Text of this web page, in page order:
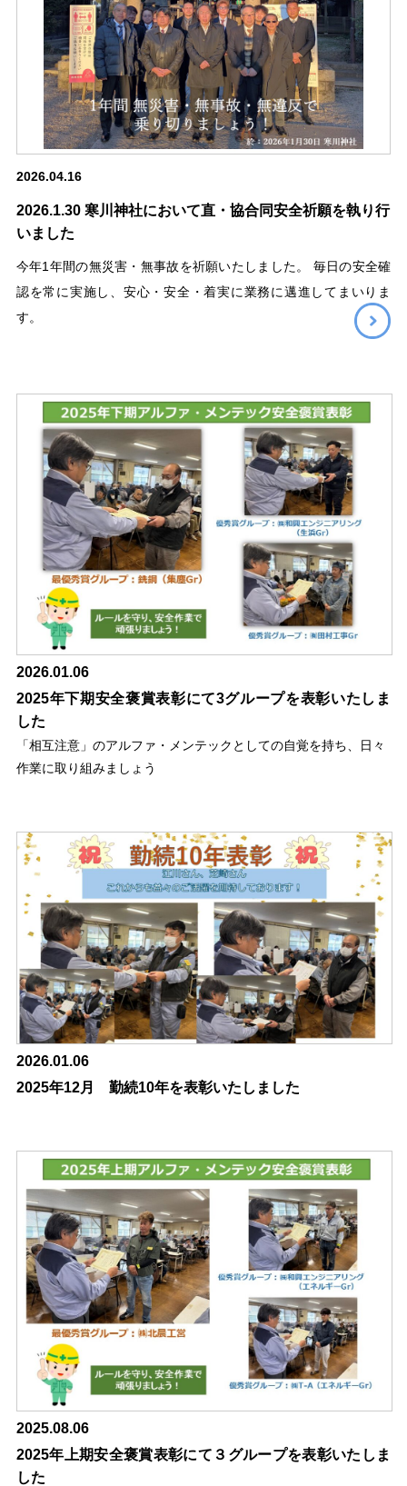
2026.04.16
2026.1.30 寒川神社において直・協合同安全祈願を執り行
いました
今年1年間の無災害・無事故を祈願いたしました。 毎日の安全確
認を常に実施し、安心・安全・着実に業務に邁進してまいりま
す。
2026.01.06
2025年下期安全褒賞表彰にて3グループを表彰いたしま
した
「相互注意」のアルファ・メンテックとしての自覚を持ち、日々
作業に取り組みましょう
2026.01.06
2025年12月 勤続10年を表彰いたしました
2025.08.06
2025年上期安全褒賞表彰にて３グループを表彰いたしま
した